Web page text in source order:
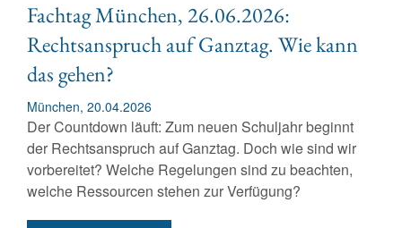
Fachtag München, 26.06.2026:
Rechtsanspruch auf Ganztag. Wie kann
das gehen?
München, 20.04.2026
Der Countdown läuft: Zum neuen Schuljahr beginnt
der Rechtsanspruch auf Ganztag. Doch wie sind wir
vorbereitet? Welche Regelungen sind zu beachten,
welche Ressourcen stehen zur Verfügung?